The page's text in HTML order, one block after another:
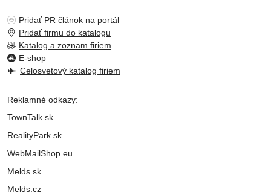
Pridať PR článok na portál
Pridať firmu do katalogu
Katalog a zoznam firiem
E-shop
Celosvetový katalog firiem
Reklamné odkazy:
TownTalk.sk
RealityPark.sk
WebMailShop.eu
Melds.sk
Melds.cz